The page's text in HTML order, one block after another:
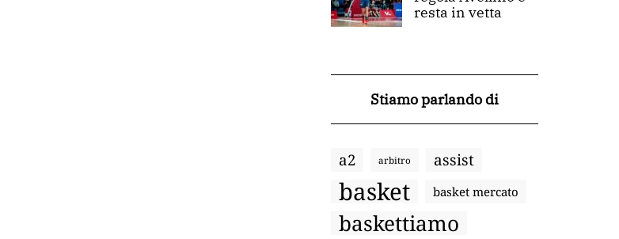
resta in vetta
Stiamo parlando di
a2 arbitro assist
basket basket mercato
baskettiamo